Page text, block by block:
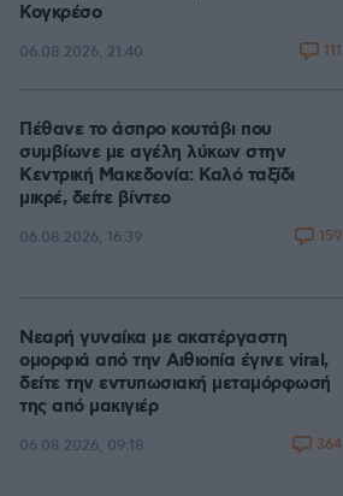
Κογκρέσο
06.08.2026, 21:40 111
Πέθανε το άσπρο κουτάβι που
συμβίωνε με αγέλη λύκων στην
Κεντρική Μακεδονία: Καλό ταξίδι
μικρέ, δείτε βίντεο
06.08.2026, 16:39 159
Νεαρή γυναίκα με ακατέργαστη
ομορφιά από την Αιθιοπία έγινε viral,
δείτε την εντυπωσιακή μεταμόρφωσή
της από μακιγιέρ
06.08.2026, 09:18 364